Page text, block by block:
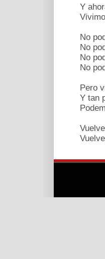
Y
No
No
No
No
Pero
Y tan
Vuelve
Vuelve